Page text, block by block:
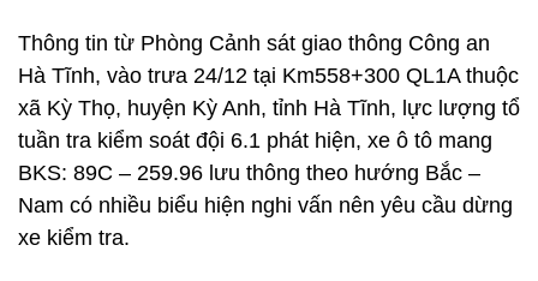
Thông tin từ Phòng Cảnh sát giao thông Công an
Hà Tĩnh, vào trưa 24/12 tại Km558+300 QL1A thuộc
xã Kỳ Thọ, huyện Kỳ Anh, tỉnh Hà Tĩnh, lực lượng tổ
tuần tra kiểm soát đội 6.1 phát hiện, xe ô tô mang
BKS: 89C – 259.96 lưu thông theo hướng Bắc –
Nam có nhiều biểu hiện nghi vấn nên yêu cầu dừng
xe kiểm tra.